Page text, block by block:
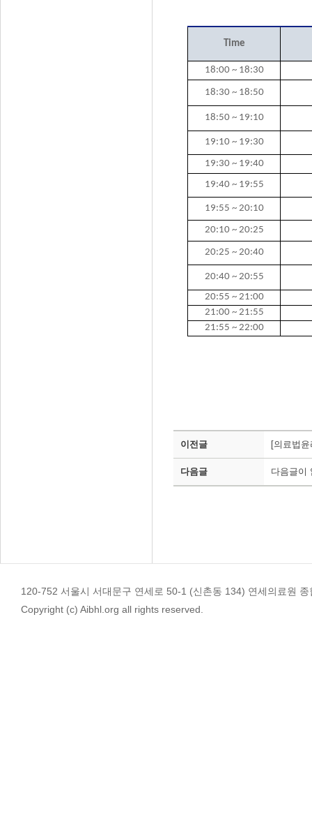
Time
18:00 ~ 18:30
18:30 ~ 18:50
18:50 ~ 19:10
19:10 ~ 19:30
19:30 ~ 19:40
19:40 ~ 19:55
19:55 ~ 20:10
20:10 ~ 20:25
20:25 ~ 20:40
20:40 ~ 20:55
20:55 ~ 21:00
21:00 ~ 21:55
21:55 ~ 22:00
이전글 [의료법
다음글 다음글이
120-752 서울시 서대문구 연세로 50-1 (신촌동 134) 연세의료
Copyright (c) Aibhl.org all rights reserved.